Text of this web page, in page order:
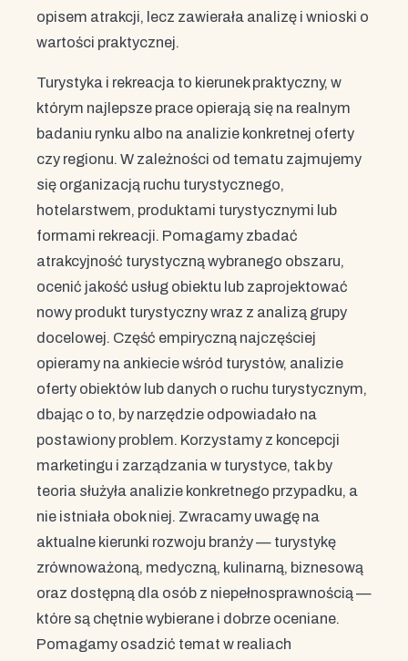
opisem atrakcji, lecz zawierała analizę i wnioski o
wartości praktycznej.
Turystyka i rekreacja to kierunek praktyczny, w
którym najlepsze prace opierają się na realnym
badaniu rynku albo na analizie konkretnej oferty
czy regionu. W zależności od tematu zajmujemy
się organizacją ruchu turystycznego,
hotelarstwem, produktami turystycznymi lub
formami rekreacji. Pomagamy zbadać
atrakcyjność turystyczną wybranego obszaru,
ocenić jakość usług obiektu lub zaprojektować
nowy produkt turystyczny wraz z analizą grupy
docelowej. Część empiryczną najczęściej
opieramy na ankiecie wśród turystów, analizie
oferty obiektów lub danych o ruchu turystycznym,
dbając o to, by narzędzie odpowiadało na
postawiony problem. Korzystamy z koncepcji
marketingu i zarządzania w turystyce, tak by
teoria służyła analizie konkretnego przypadku, a
nie istniała obok niej. Zwracamy uwagę na
aktualne kierunki rozwoju branży — turystykę
zrównoważoną, medyczną, kulinarną, biznesową
oraz dostępną dla osób z niepełnosprawnością —
które są chętnie wybierane i dobrze oceniane.
Pomagamy osadzić temat w realiach